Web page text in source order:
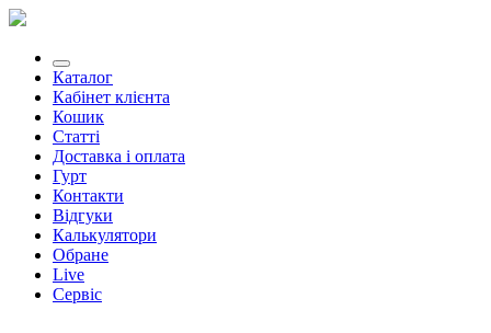
Каталог
Кабінет клієнта
Кошик
Статті
Доставка і оплата
Гурт
Контакти
Відгуки
Калькулятори
Обране
Live
Сервіс